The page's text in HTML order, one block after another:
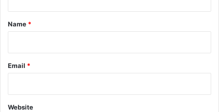
*
Name *
Email *
Website